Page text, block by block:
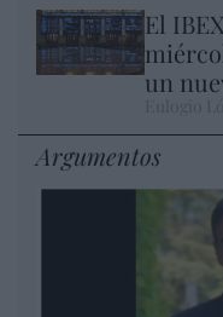
El
un
Argumentos